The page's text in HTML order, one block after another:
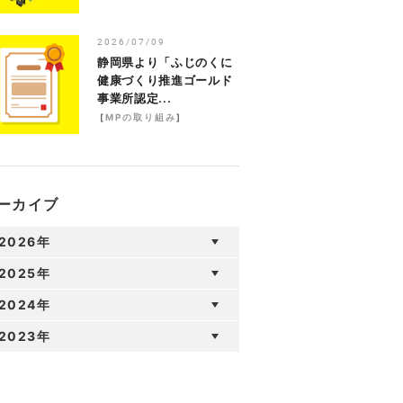
2026/07/09
静岡県より「ふじのくに
健康づくり推進ゴールド
事業所認定...
[MPの取り組み]
カイブ
年
年
年
年